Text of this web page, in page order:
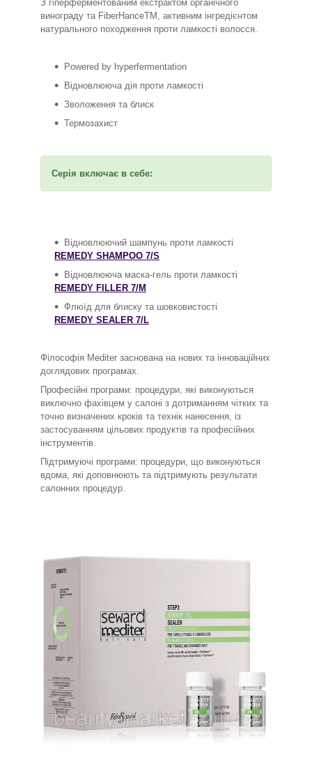
З гіперферментованим екстрактом органічного
винограду та FiberHanceTM, активним інгредієнтом
натурального походження проти ламкості волосся.
Powered by hyperfermentation
Відновлююча дія проти ламкості
Зволоження та блиск
Термозахист
Серія включає в себе:
Відновлюючий шампунь проти ламкості
REMEDY SHAMPOO 7/S
Відновлююча маска-гель проти ламкості
REMEDY FILLER 7/M
Флюїд для блиску та шовковистості
REMEDY SEALER 7/L
Філософія Mediter заснована на нових та інноваційних
доглядових програмах.
Професійні програми: процедури, які виконуються
виключно фахівцем у салоні з дотриманням чітких та
точно визначених кроків та технік нанесення, із
застосуванням цільових продуктів та професійних
інструментів.
Підтримуючі програми: процедури, що виконуються
вдома, які доповнюють та підтримують результати
салонних процедур.